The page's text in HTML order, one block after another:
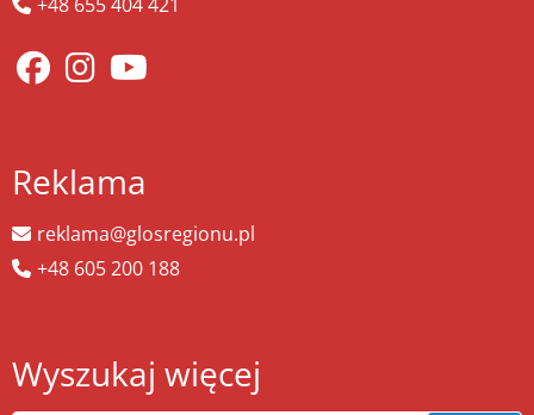
Reklama
reklama@glosregionu.pl
+48 605 200 188
Wyszukaj więcej